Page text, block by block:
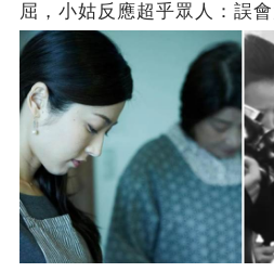
屈，小姑反應超乎眾人：誤